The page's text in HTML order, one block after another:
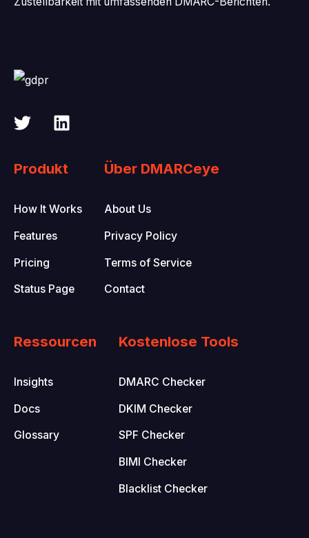
Produkt
How It Works
Features
Pricing
Status Page
Über DMARCeye
About Us
Privacy Policy
Terms of Service
Contact
Ressourcen
Insights
Docs
Glossary
Kostenlose Tools
DMARC Checker
DKIM Checker
SPF Checker
BIMI Checker
Blacklist Checker